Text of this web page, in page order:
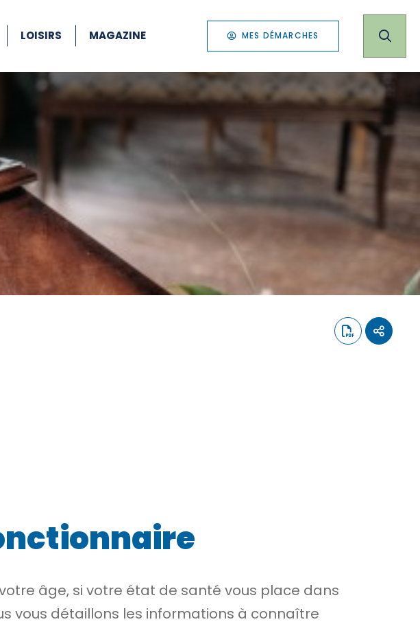
LOISIRS MAGAZINE MES DÉMARCHES
âge, si votre état de santé vous place dans
vous détaillons les informations à connaître